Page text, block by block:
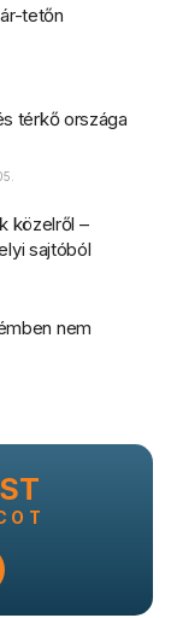
tetőn
térkő országa
közelről –
sajtóból
nem